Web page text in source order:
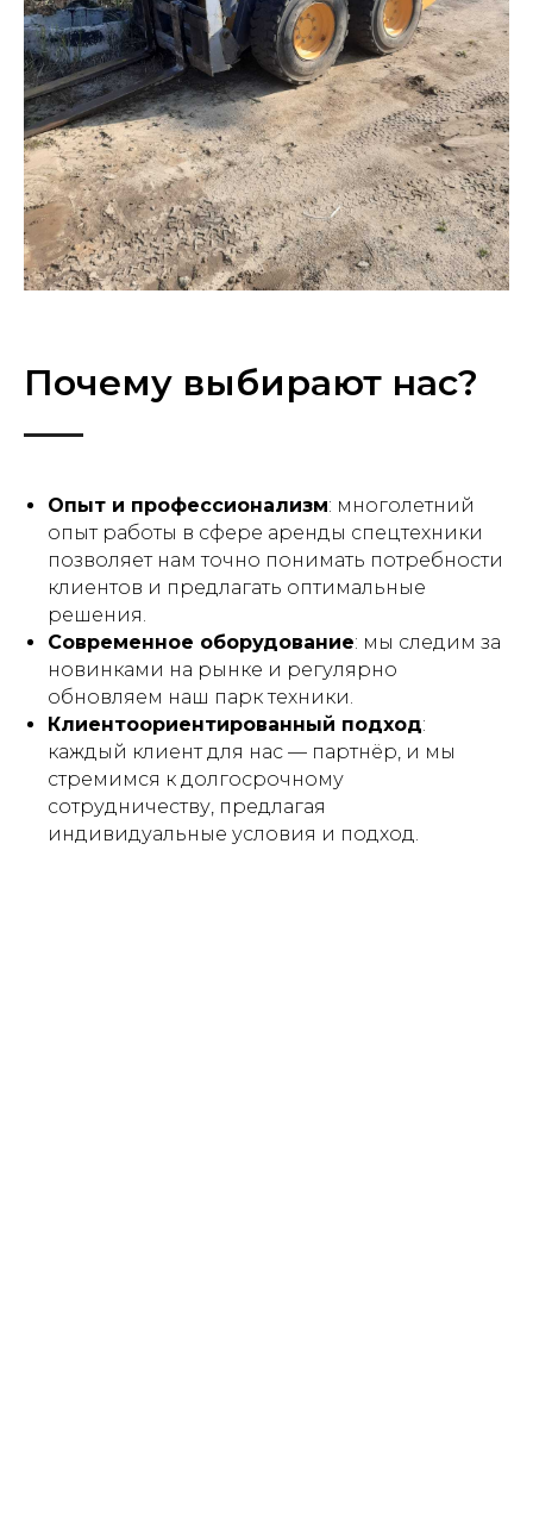
Почему выбирают нас?
Опыт и профессионализм: многолетний
опыт работы в сфере аренды спецтехники
позволяет нам точно понимать потребности
клиентов и предлагать оптимальные
решения.
Современное оборудование: мы следим за
новинками на рынке и регулярно
обновляем наш парк техники.
Клиентоориентированный подход:
каждый клиент для нас — партнёр, и мы
стремимся к долгосрочному
сотрудничеству, предлагая
индивидуальные условия и подход.